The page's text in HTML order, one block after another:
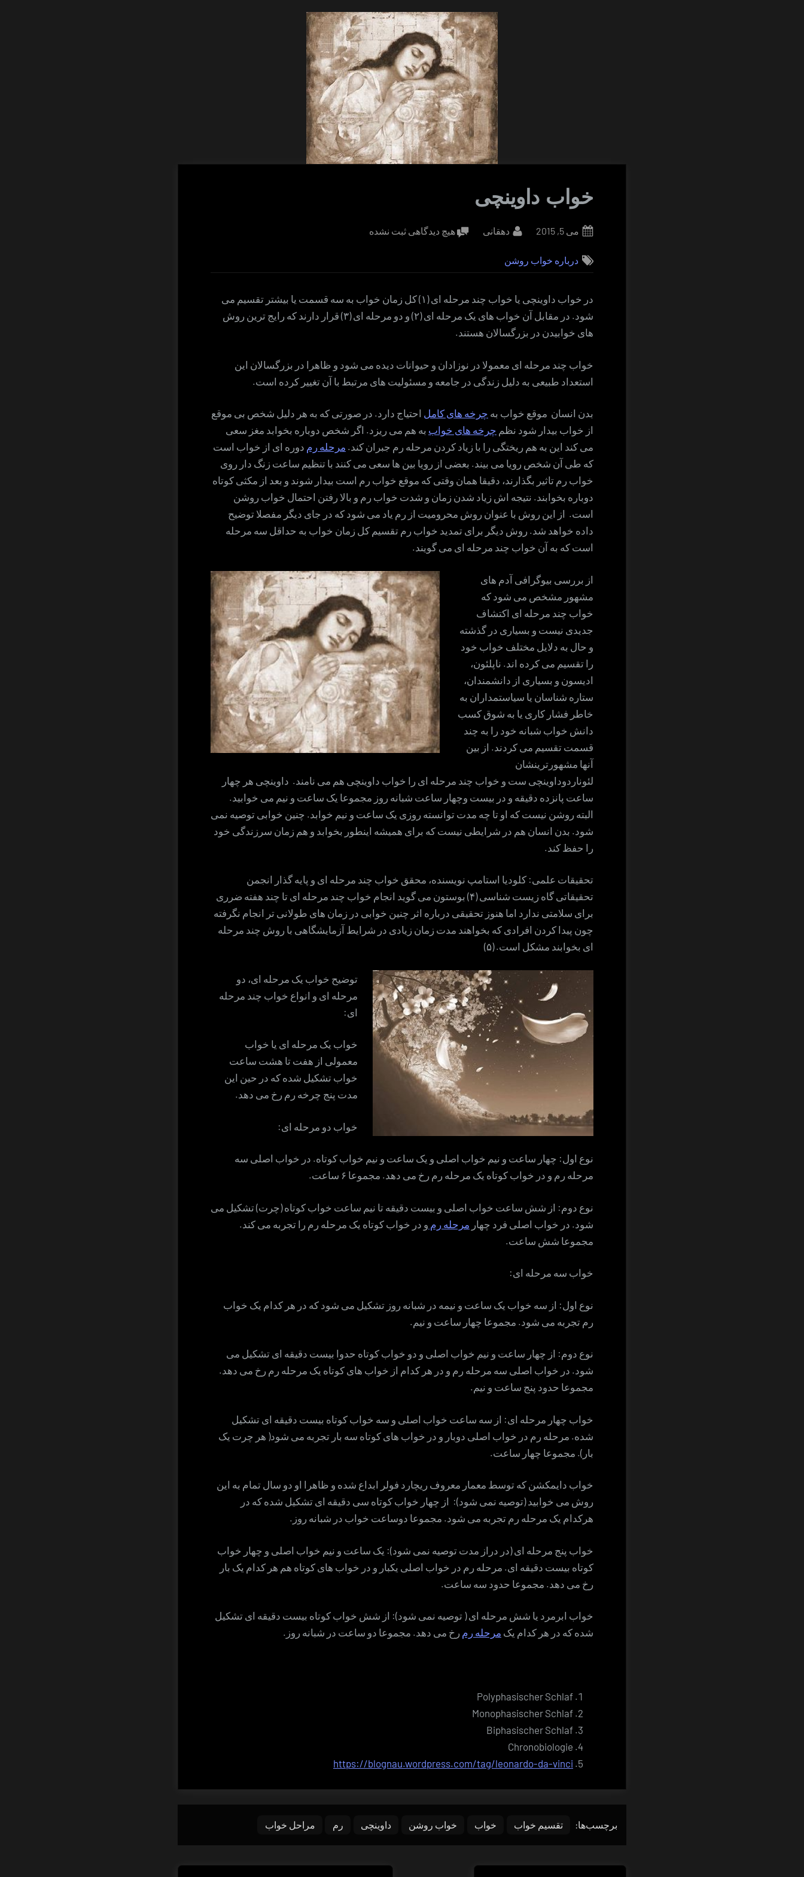
خواب داوینچی
Posted
می 5, 2015 By
دهقانی هیچ دیدگاهیبرای
ثبت نشده
درباره خواب روشن
در خواب داوینچی یا خواب چند مرحله ای (۱) کل زمان خواب به سه قسمت یا بیشتر تقسیم می
شود. در مقابل آن خواب های یک مرحله ای (۲) و دو مرحله ای (۳) قرار دارند که رایج ترین روش
های خوابیدن در بزرگسالان هستند.
خواب چند مرحله ای معمولا در نوزادان و حیوانات دیده می شود و ظاهرا در بزرگسالان این
استعداد طبیعی به دلیل زندگی در جامعه و مسئولیت های مرتبط با آن تغییر کرده است.
بدن انسان موقع خواب به چرخه های کامل احتیاج دارد. در صورتی که به هر دلیل شخص بی موقع
از خواب بیدار شود نظم چرخه های خواب به هم می ریزد. اگر شخص دوباره بخوابد مغز سعی
می کند این به هم ریختگی را با زیاد کردن مرحله رم جبران کند. مرحله رم دوره ای از خواب است
که طی آن شخص رویا می بیند. بعضی از رویا بین ها سعی می کنند با تنظیم ساعت زنگ دار روی
خواب رم تاثیر بگذارند، دقیقا همان وقتی که موقع خواب رم است بیدار شوند و بعد از مکثی کوتاه
دوباره بخوابند. نتیجه اش زیاد شدن زمان و شدت خواب رم و بالا رفتن احتمال خواب روشن
است. از این روش با عنوان روش محرومیت از رم یاد می شود که در جای دیگر مفصلا توضیح
داده خواهد شد. روش دیگر برای تمدید خواب رم تقسیم کل زمان خواب به حداقل سه مرحله
است که به آن خواب چند مرحله ای می گویند.
از بررسی بیوگرافی آدم های
مشهور مشخص می شود که
خواب چند مرحله ای اکتشاف
جدیدی نیست و بسیاری در گذشته
و حال به دلایل مختلف خواب خود
را تقسیم می کرده اند. ناپلئون،
ادیسون و بسیاری از دانشمندان،
ستاره شناسان یا سیاستمداران به
خاطر فشار کاری یا به شوق کسب
دانش خواب شبانه خود را به چند
قسمت تقسیم می کردند. از بین
آنها مشهورترینشان
لئوناردوداوینچی ست و خواب چند مرحله ای را خواب داوینچی هم می نامند. داوینچی هر چهار
ساعت پانزده دقیقه و در بیست وچهار ساعت شبانه روز مجموعا یک ساعت و نیم می خوابید.
البته روشن نیست که او تا چه مدت توانسته روزی یک ساعت و نیم خوابد. چنین خوابی توصیه نمی
شود. بدن انسان هم در شرایطی نیست که برای همیشه اینطور بخوابد و هم زمان سرزندگی خود
را حفظ کند.
تحقیقات علمی: کلودیا استامپ نویسنده، محقق خواب چند مرحله ای و پایه گذار انجمن
تحقیقاتی گاه زیست شناسی (۴) بوستون می گوید انجام خواب چند مرحله ای تا چند هفته ضرری
برای سلامتی ندارد اما هنوز تحقیقی درباره اثر چنین خوابی در زمان های طولانی تر انجام نگرفته
چون پیدا کردن افرادی که بخواهند مدت زمان زیادی در شرایط آزمایشگاهی با روش چند مرحله
ای بخوابند مشکل است. (۵)
توضیح خواب یک مرحله ای، دو
مرحله ای و انواع خواب چند مرحله
ای:
خواب یک مرحله ای یا خواب
معمولی از هفت تا هشت ساعت
خواب تشکیل شده که در حین این
مدت پنج چرخه رم رخ می دهد.
خواب دو مرحله ای:
نوع اول: چهار ساعت و نیم خواب اصلی و یک ساعت و نیم خواب کوتاه. در خواب اصلی سه
مرحله رم و در خواب کوتاه یک مرحله رم رخ می دهد. مجموعا ۶ ساعت.
نوع دوم: از شش ساعت خواب اصلی و بیست دقیقه تا نیم ساعت خواب کوتاه (چرت) تشکیل می
شود. در خواب اصلی فرد چهار مرحله رم و در خواب کوتاه یک مرحله رم را تجربه می کند.
مجموعا شش ساعت.
خواب سه مرحله ای:
نوع اول: از سه خواب یک ساعت و نیمه در شبانه روز تشکیل می شود که در هر کدام یک خواب
رم تجربه می شود. مجموعا چهار ساعت و نیم.
نوع دوم: از چهار ساعت و نیم خواب اصلی و دو خواب کوتاه حدوا بیست دقیقه ای تشکیل می
شود. در خواب اصلی سه مرحله رم و در هر کدام از خواب های کوتاه یک مرحله رم رخ می دهد.
مجموعا حدود پنج ساعت و نیم.
خواب چهار مرحله ای: از سه ساعت خواب اصلی و سه خواب کوتاه بیست دقیقه ای تشکیل
شده. مرحله رم در خواب اصلی دوبار و در خواب های کوتاه سه بار تجربه می شود( هر چرت یک
بار). مجموعا چهار ساعت.
خواب دایمکشن که توسط معمار معروف ریچارد فولر ابداع شده و ظاهرا او دو سال تمام به این
روش می خوابید (توصیه نمی شود): از چهار خواب کوتاه سی دقیقه ای تشکیل شده که در
هرکدام یک مرحله رم تجربه می شود. مجموعا دوساعت خواب در شبانه روز.
خواب پنج مرحله ای (در دراز مدت توصیه نمی شود): یک ساعت و نیم خواب اصلی و چهار خواب
کوتاه بیست دقیقه ای. مرحله رم در خواب اصلی یکبار و در خواب های کوتاه هم هر کدام یک بار
رخ می دهد. مجموعا حدود سه ساعت.
خواب ابرمرد یا شش مرحله ای ( توصیه نمی شود): از شش خواب کوتاه بیست دقیقه ای تشکیل
شده که در هر کدام یک مرحله رم رخ می دهد. مجموعا دو ساعت در شبانه روز.
Polyphasischer Schlaf
Monophasischer Schlaf
Biphasischer Schlaf
Chronobiologie
https://blognau.wordpress.com/tag/leonardo-da-vinci
برچسب‌ها: تقسیم خواب خواب خواب روشن داوینچی رم مراحل خواب